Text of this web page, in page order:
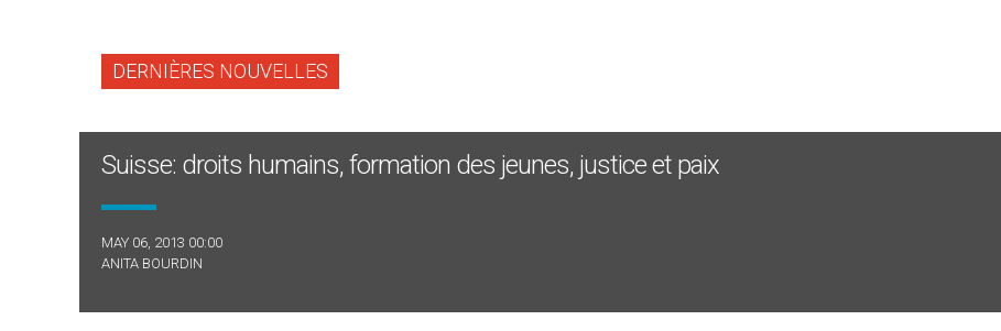
DERNIÈRES NOUVELLES
Suisse: droits humains, formation des jeunes, justice et paix
MAY 06, 2013 00:00
ANITA BOURDIN